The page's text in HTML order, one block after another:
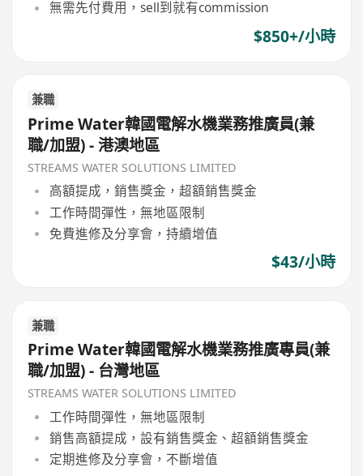
無需先付費用，sell到就有commission
$850+/小時
兼職
Prime Water韓國電解水機業務推廣員(兼
職/加盟) - 港澳地區
STREAMS WATER SOLUTIONS LIMITED
高額提成，銷售獎金，超額銷售獎金
工作時間彈性，無地區限制
免費進修及分享會，持續增值
$43/小時
兼職
Prime Water韓國電解水機業務推廣專員(兼
職/加盟) - 台灣地區
STREAMS WATER SOLUTIONS LIMITED
工作時間彈性，無地區限制
銷售高額提成，設有銷售獎金、超額銷售獎金
定期進修及分享會，不斷增值